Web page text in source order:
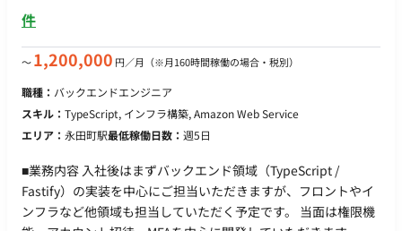
実行。 CI/CDの推進 - 開発部門（アプリチーム）と密接に連携
し、CI/CD (継続的インテグレーション/継続的デリバリー) パイ
プラインの導入と最適化を推進。 - デプロイメントの自動化、
テストの効率化、リードタイムの短縮を実現し、開発サイクル
全体の高速化に貢献。 コスト最適化とガバナンス - クラウドイ
ンフラのコスト管理と最適化、およびクラウドセキュリティに
- 最新のクラウド技術やツールを評価・選定し、DX推進に最適
なソリューションを積極的に導入。 チームマネジメント - シス
テムインフラチーム（エンジニア、ネットワーク管理者など）
件
〜1,200,000 円／月 （※月160時間稼働の場合・税別）
職種： バックエンドエンジニア
スキル： TypeScript, インフラ構築, Amazon Web Service
エリア： 永田町駅最低稼働日数： 週5日
■業務内容 入社後はまずバックエンド領域（TypeScript /
Fastify）の実装を中心にご担当いただきますが、フロントやイ
ンフラなど他領域も担当していただく予定です。 当面は権限機